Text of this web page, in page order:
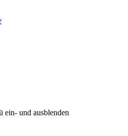
ein- und ausblenden